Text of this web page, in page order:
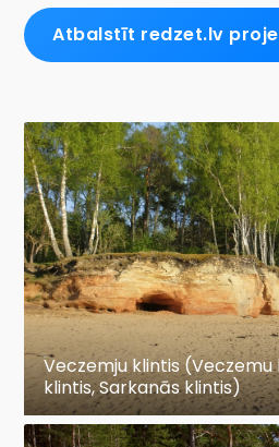
Atbalstīt redzet.lv
Veczemju klintis (Veczemu
klintis, Sarkanās klintis)